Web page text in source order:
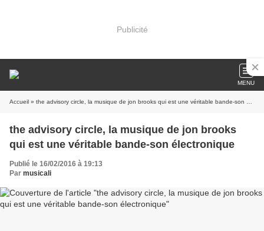
Publicité
MENU
Accueil » the advisory circle, la musique de jon brooks qui est une véritable bande-son électronique
the advisory circle, la musique de jon brooks
qui est une véritable bande-son électronique
Publié le 16/02/2016 à 19:13
Par musicali